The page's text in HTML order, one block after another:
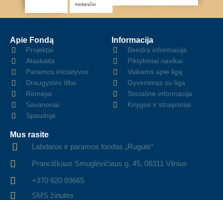
mokesčio
Apie Fondą
Projektai
Ataskaita
Paramos iniciatyvos
Draugystės tiltai
Rėmėjai
Savanoriai
Spaudoje
Informacija
Bendra informacija
Piktybiniai navikai
Vaikams apie ligą
Gyvenimas su liga
Socialinė informacija
Knygos ir straipsniai
Mus rasite
Labdaros ir paramos fondas „Rugutė“
Pranciškaus Smuglevičiaus g. 45, 08311 Vilnius
+370 620 69665
SMS žinutės